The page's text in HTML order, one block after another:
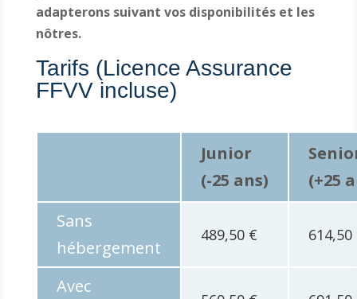
adapterons suivant vos disponibilités et les
nôtres.
Tarifs (Licence Assurance
FFVV incluse)
Junior
(-25 ans)
(+25
Sans
hébergement
489,50 € 614,50
Avec